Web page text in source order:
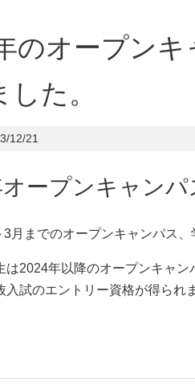
のオープン
た。
12/21
ープンキャン
月までのオープンキャンパス
は2024年以降のオープンキャ
入試のエントリー資格が得られ